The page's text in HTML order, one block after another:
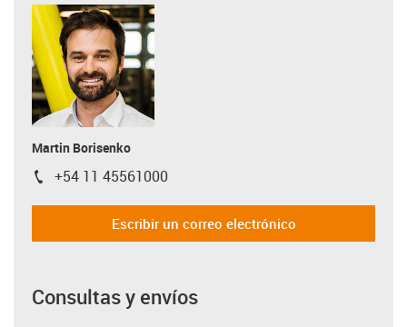
Martin Borisenko
igus-icon-phone
+54 11 45561000
Escribir un correo electrónico
Consultas y envíos